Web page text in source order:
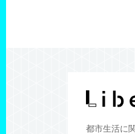
都市生活に